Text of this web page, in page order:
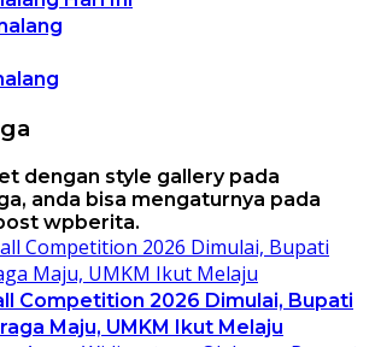
dengan style gallery pada
anda bisa mengaturnya pada
wpberita.
Competition 2026 Dimulai, Bupati
Maju, UMKM Ikut Melaju